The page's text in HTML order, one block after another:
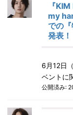
『
my
での
発表！
6月12日
ベントに
公開済み: